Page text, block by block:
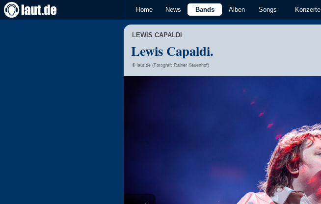
Home News Bands Alben Songs Konzerte
LEWIS CAPALDI
Lewis Capaldi.
© laut.de (Fotograf: Rainer Keuenhof)